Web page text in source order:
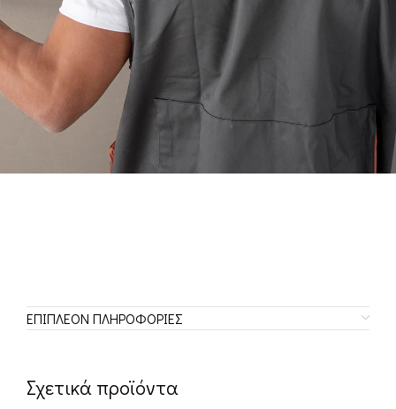
ΕΠΙΠΛΈΟΝ ΠΛΗΡΟΦΟΡΊΕΣ
Σχετικά προϊόντα